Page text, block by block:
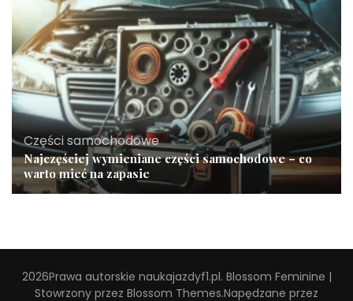
Części samochodowe
Najczęściej wymieniane części samochodowe – co
warto mieć na zapasie
2026Prawa autorskie naukajazdyf1.pl. Blossom Feminine |
Stowrzony przez Blossom Themes.Napędzane przez